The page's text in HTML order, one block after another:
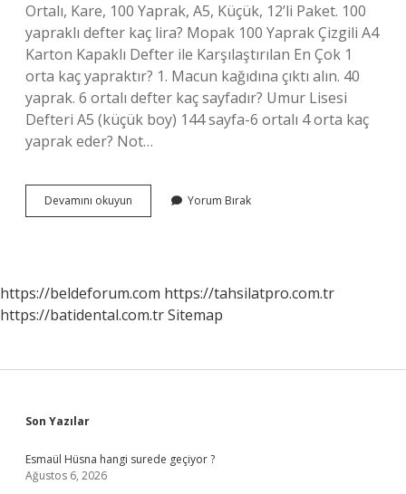
Ortalı, Kare, 100 Yaprak, A5, Küçük, 12’li Paket. 100
yapraklı defter kaç lira? Mopak 100 Yaprak Çizgili A4
Karton Kapaklı Defter ile Karşılaştırılan En Çok 1
orta kaç yapraktır? 1. Macun kağıdına çıktı alın. 40
yaprak. 6 ortalı defter kaç sayfadır? Umur Lisesi
Defteri A5 (küçük boy) 144 sayfa-6 ortalı 4 orta kaç
yaprak eder? Not…
Devamını okuyun
Yaprak
Yorum Bırak
https://beldeforum.com https://tahsilatpro.com.tr
https://batidental.com.trSitemap
Sidebar
Son Yazılar
Esmaül Hüsna hangi surede geçiyor ?
Ağustos 6, 2026